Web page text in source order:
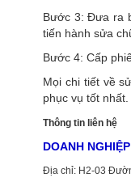
Bước 3: Đưa ra
tiến hành sửa
Bước 4: Cấp
Mọi chi tiết về
phục vụ tốt
Thông tin liên hệ
DOANH
Địa chỉ: H2-03